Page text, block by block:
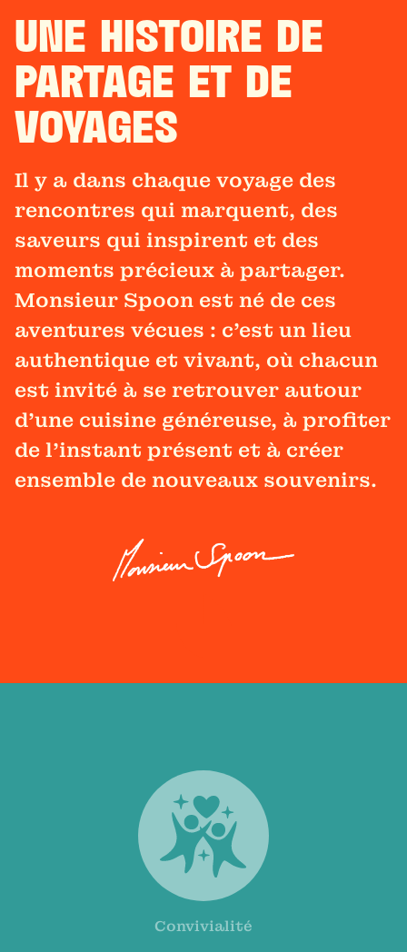
UNE HISTOIRE DE
PARTAGE ET DE
VOYAGES
Il y a dans chaque voyage des
rencontres qui marquent, des
saveurs qui inspirent et des
moments précieux à partager.
Monsieur Spoon est né de ces
aventures vécues : c'est un lieu
authentique et vivant, où chacun
est invité à se retrouver autour
d'une cuisine généreuse, à profiter
de l'instant présent et à créer
ensemble de nouveaux souvenirs.
Convivialité